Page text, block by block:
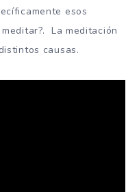
esos
La meditación
causas.